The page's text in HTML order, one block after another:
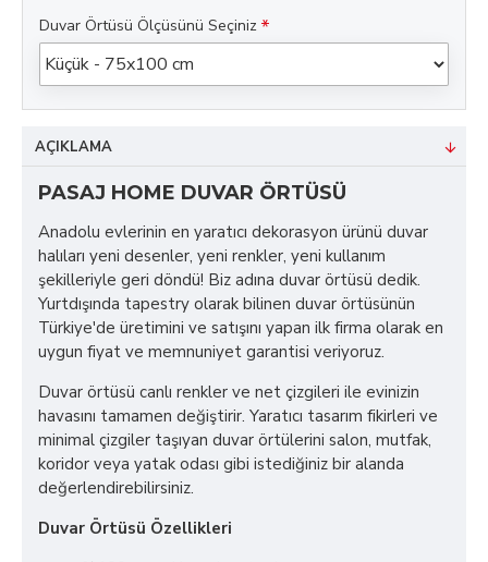
Duvar Örtüsü Ölçüsünü Seçiniz
AÇIKLAMA
PASAJ HOME DUVAR ÖRTÜSÜ
Anadolu evlerinin en yaratıcı dekorasyon ürünü duvar
halıları yeni desenler, yeni renkler, yeni kullanım
şekilleriyle geri döndü! Biz adına duvar örtüsü dedik.
Yurtdışında tapestry olarak bilinen duvar örtüsünün
Türkiye'de üretimini ve satışını yapan ilk firma olarak en
uygun fiyat ve memnuniyet garantisi veriyoruz.
Duvar örtüsü canlı renkler ve net çizgileri ile evinizin
havasını tamamen değiştirir. Yaratıcı tasarım fikirleri ve
minimal çizgiler taşıyan duvar örtülerini salon, mutfak,
koridor veya yatak odası gibi istediğiniz bir alanda
değerlendirebilirsiniz.
Duvar Örtüsü Özellikleri